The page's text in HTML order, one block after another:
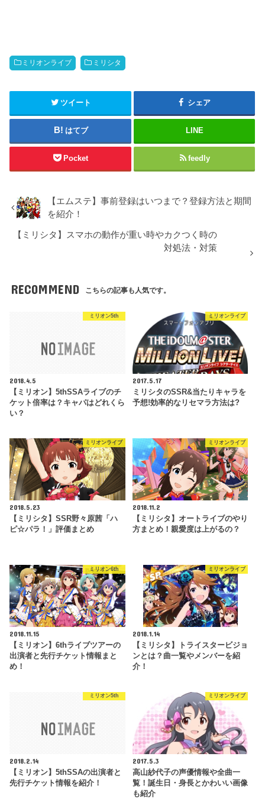
ミリオンライブ ミリシタ
ツイート シェア
はてブ LINE
Pocket feedly
【エムステ】事前登録はいつまで？登録方法と期間
を紹介！
【ミリシタ】スマホの動作が重い時やカクつく時の
対処法・対策
RECOMMEND こちらの記事も人気です。
ミリオン5th
2018.4.5
【ミリオン】5thSSAライブのチ
ケット倍率は？キャパはどれくら
い？
ミリオンライブ
2017.5.17
ミリシタのSSR&当たりキャラを
予想!効率的なリセマラ方法は?
ミリオンライブ
2018.5.23
【ミリシタ】SSR野々原茜「ハ
ピ☆パラ！」評価まとめ
ミリオンライブ
2018.11.2
【ミリシタ】オートライブのやり
方まとめ！親愛度は上がるの？
ミリオン6th
2018.11.15
【ミリオン】6thライブツアーの
出演者と先行チケット情報まと
め！
ミリオンライブ
2018.1.14
【ミリシタ】トライスタービジョ
ンとは？曲一覧やメンバーを紹
介！
ミリオン5th
2018.2.14
【ミリオン】5thSSAの出演者と
先行チケット情報を紹介！
ミリオンライブ
2017.5.3
高山紗代子の声優情報や全曲一
覧！誕生日・身長とかわいい画像
も紹介